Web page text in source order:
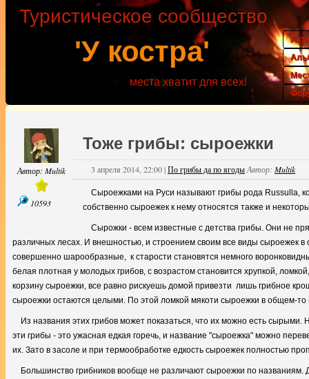
'У костра'
Туристическое сообщество
места хватит для всех!
Автор: Multik
10593
Тоже грибы: сыроежки
3 апреля 2014, 22:00|По грибы да по ягодыАвтор: Multik
Сыроежками на Руси называют грибы рода Russulla,
собственно сыроежек к нему относятся также и
Сырожки - всем известные с детства грибы. Они не
различных лесах. И внешностью, и строением своим все виды сыроежек
совершенно шарообразные, к старости становятся немного
белая плотная у молодых грибов, с возрастом становится хрупкой,
корзину сыроежки, все равно рискуешь домой привезти лишь грибное
сыроежки остаются целыми. По этой ломкой мякоти сыроежки в общем-то
Из названия этих грибов может показаться, что их можно есть
эти грибы - это ужасная едкая горечь, и название "сыроежка" можно
их. Зато в засоле и при термообработке едкость сыроежек полностью
Большинство грибников вообще не различают сыроежки по